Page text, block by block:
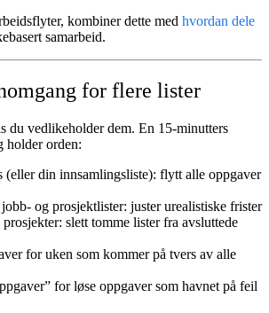
kombiner dette med hvordan dele
samarbeid.
for flere lister
du vedlikeholder dem. En 15-minutters
holder orden:
(eller din innsamlingsliste): flytt alle oppgaver
og prosjektlister: juster urealistiske frister
: slett tomme lister fra avsluttede
for uken som kommer på tvers av alle
for løse oppgaver som havnet på feil